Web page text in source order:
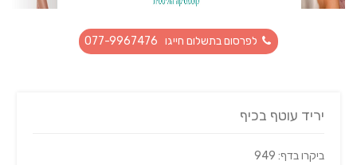
לפרסום בתשלום חייגו 077-9967476
יריד עוטף בכיף
ביקרו בדף: 949